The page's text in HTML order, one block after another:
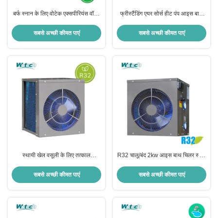
बर्फ स्नान के लिए वोटेक एक्सपीरियंस वॉटर
के साथ
सबसे अच्छी कीमत पाएं
फ्रीस्टैंडिंग एयर सोर्स हीट पंप आइस बाथ
लिए
सबसे अच्छी कीमत पाएं
स्थायी खेल वसूली के लिए तत्काल
अंग्रेजी भाषा
सबसे अच्छी कीमत पाएं
R32 चालू/बंद 2kw आइस बाथ चिलर स्पोर्ट
सबसे अच्छी कीमत पाएं